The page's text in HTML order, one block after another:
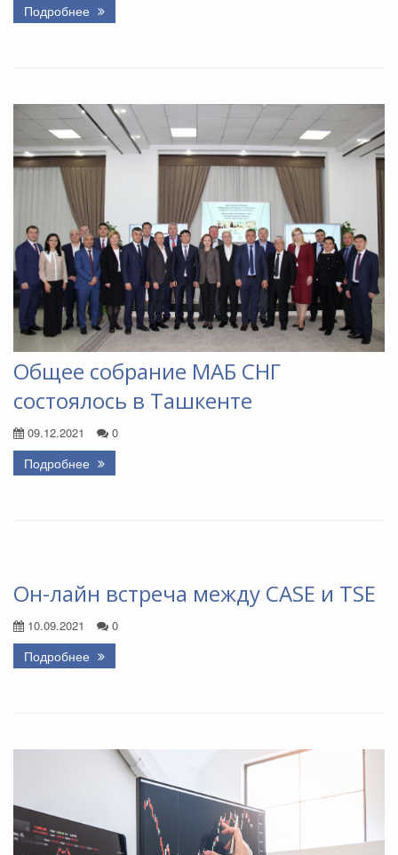
Подробнее
Общее собрание МАБ СНГ
состоялось в Ташкенте
09.12.2021 0
Подробнее
Он-лайн встреча между CASE и TSE
10.09.2021 0
Подробнее